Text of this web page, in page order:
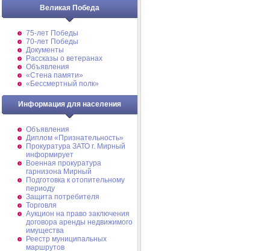
Великая Победа
75-лет Победы
70-лет Победы
Документы
Рассказы о ветеранах
Объявления
«Стена памяти»
«Бессмертный полк»
Информация для населения
Объявления
Диплом «Признательность»
Прокуратура ЗАТО г. Мирный
информирует
Военная прокуратура
гарнизона Мирный
Подготовка к отопительному
периоду
Защита потребителя
Торговля
Аукцион на право заключения
договора аренды недвижимого
имущества
Реестр муниципальных
маршрутов